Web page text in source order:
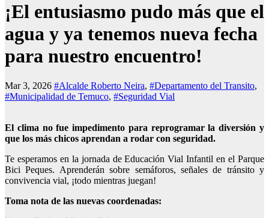
¡El entusiasmo pudo más que el
agua y ya tenemos nueva fecha
para nuestro encuentro!
Mar 3, 2026 #Alcalde Roberto Neira, #Departamento del Transito,
#Municipalidad de Temuco, #Seguridad Vial
El clima no fue impedimento para reprogramar la diversión y
que los más chicos aprendan a rodar con seguridad.
Te esperamos en la jornada de Educación Vial Infantil en el Parque
Bici Peques. Aprenderán sobre semáforos, señales de tránsito y
convivencia vial, ¡todo mientras juegan!
Toma nota de las nuevas coordenadas: